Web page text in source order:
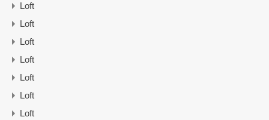
Loft
Loft
Loft
Loft
Loft
Loft
Loft